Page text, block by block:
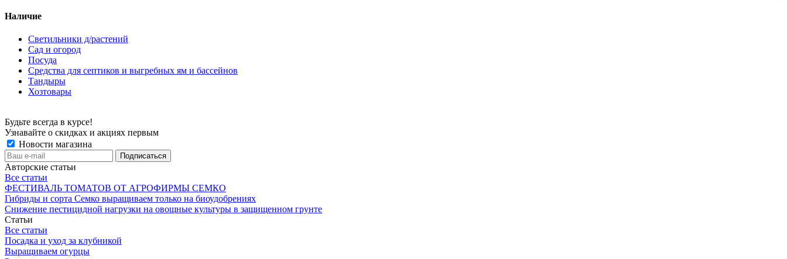
Наличие
Светильники д/растений
Сад и огород
Посуда
Средства для септиков и выгребных ям и бассейнов
Тандыры
Хозтовары
Будьте всегда в курсе!
Узнавайте о скидках и акциях первым
Новости магазина
Авторские статьи
Все статьи
ФЕСТИВАЛЬ ТОМАТОВ ОТ АГРОФИРМЫ СЕМКО
Гибриды и сорта Семко выращиваем только на биоудобрениях
Снижение пестицидной нагрузки на овощные культуры в защищенном грунте
Статьи
Все статьи
Посадка и уход за клубникой
Выращиваем огурцы